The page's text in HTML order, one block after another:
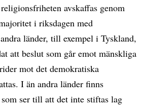
avskaffas genom
i riksdagen med
länder, till exempel i Tyskland,
att beslut som går emot mänskliga
mot det demokratiska
I än andra länder finns
ser till att det inte stiftas lag